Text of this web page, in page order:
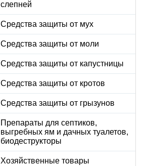
слепней
Средства защиты от мух
Средства защиты от моли
Средства защиты от капустницы
Средства защиты от кротов
Средства защиты от грызунов
Препараты для септиков,
выгребных ям и дачных туалетов,
биодеструкторы
Хозяйственные товары